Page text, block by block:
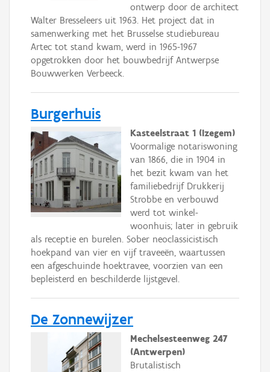
ontwerp door de architect
Walter Bresseleers uit 1963. Het project dat in
samenwerking met het Brusselse studiebureau
Artec tot stand kwam, werd in 1965-1967
opgetrokken door het bouwbedrijf Antwerpse
Bouwwerken Verbeeck.
Burgerhuis
Kasteelstraat 1 (Izegem)
Voormalige notariswoning
van 1866, die in 1904 in
het bezit kwam van het
familiebedrijf Drukkerij
Strobbe en verbouwd
werd tot winkel-
woonhuis; later in gebruik
als receptie en burelen. Sober neoclassicistisch
hoekpand van vier en vijf traveeën, waartussen
een afgeschuinde hoektravee, voorzien van een
bepleisterd en beschilderde lijstgevel.
De Zonnewijzer
Mechelsesteenweg 247
(Antwerpen)
Brutalistisch